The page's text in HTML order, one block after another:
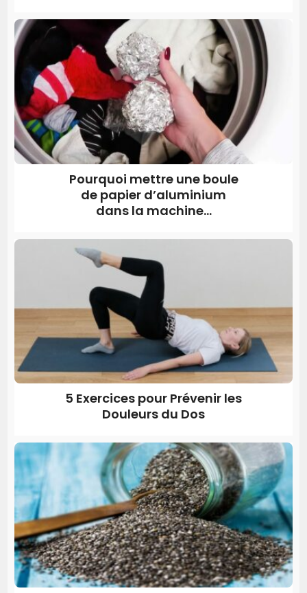
Pourquoi mettre une boule
de papier d’aluminium
dans la machine...
5 Exercices pour Prévenir les
Douleurs du Dos